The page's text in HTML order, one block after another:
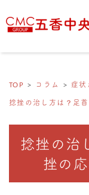
TOP コラム 症状
捻挫の治し方は？足
捻挫の治
挫の